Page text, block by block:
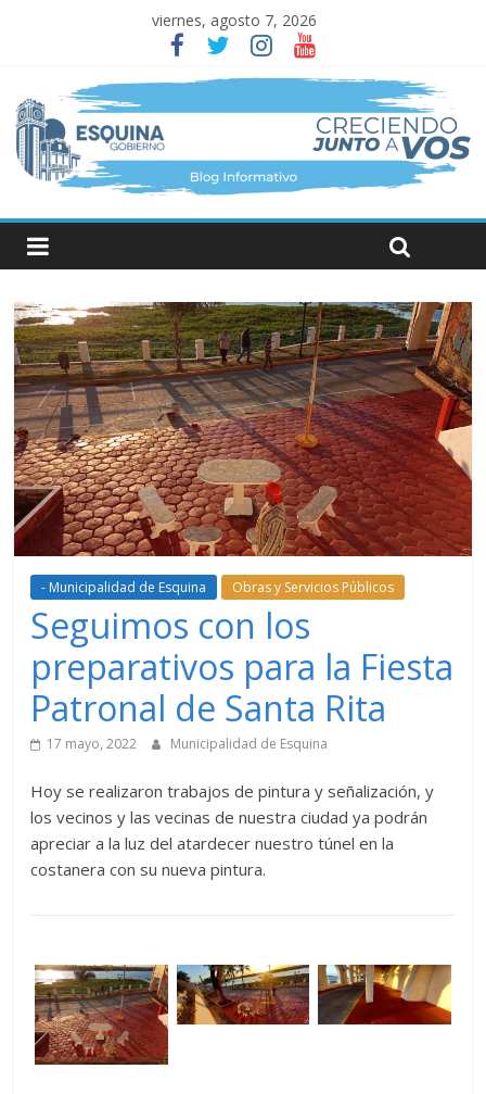
viernes, agosto 7, 2026
- Municipalidad de Esquina Obras y Servicios Públicos
Seguimos con los
preparativos para la Fiesta
Patronal de Santa Rita
17 mayo, 2022 Municipalidad de Esquina
Hoy se realizaron trabajos de pintura y señalización, y
los vecinos y las vecinas de nuestra ciudad ya podrán
apreciar a la luz del atardecer nuestro túnel en la
costanera con su nueva pintura.